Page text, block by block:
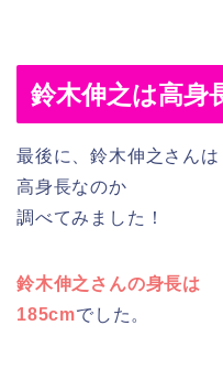
鈴木伸之は高身
最後に、鈴木伸之さんは
高身長なのか
調べてみました！
鈴木伸之さんの身長は
185cmでした。